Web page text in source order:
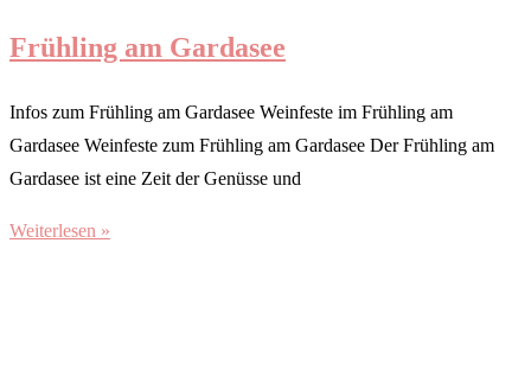
Frühling am Gardasee
Infos zum Frühling am Gardasee Weinfeste im Frühling am
Gardasee Weinfeste zum Frühling am Gardasee Der Frühling am
Gardasee ist eine Zeit der Genüsse und
Weiterlesen »